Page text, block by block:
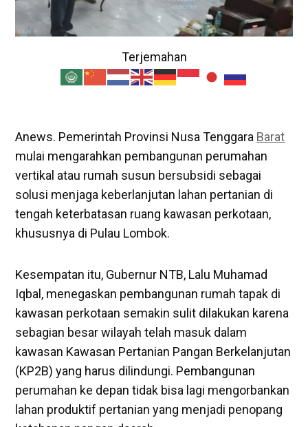
Terjemahan
Anews. Pemerintah Provinsi Nusa Tenggara Barat
mulai mengarahkan pembangunan perumahan
vertikal atau rumah susun bersubsidi sebagai
solusi menjaga keberlanjutan lahan pertanian di
tengah keterbatasan ruang kawasan perkotaan,
khususnya di Pulau Lombok.
Kesempatan itu, Gubernur NTB, Lalu Muhamad
Iqbal, menegaskan pembangunan rumah tapak di
kawasan perkotaan semakin sulit dilakukan karena
sebagian besar wilayah telah masuk dalam
kawasan Kawasan Pertanian Pangan Berkelanjutan
(KP2B) yang harus dilindungi. Pembangunan
perumahan ke depan tidak bisa lagi mengorbankan
lahan produktif pertanian yang menjadi penopang